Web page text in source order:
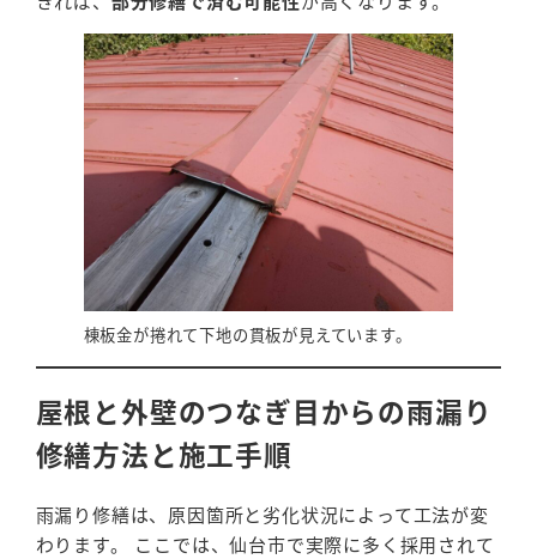
棟板金が捲れて下地の貫板が見えています。
屋根と外壁のつなぎ目からの雨漏り
修繕方法と施工手順
雨漏り修繕は、原因箇所と劣化状況によって工法が変
わります。 ここでは、仙台市で実際に多く採用されて